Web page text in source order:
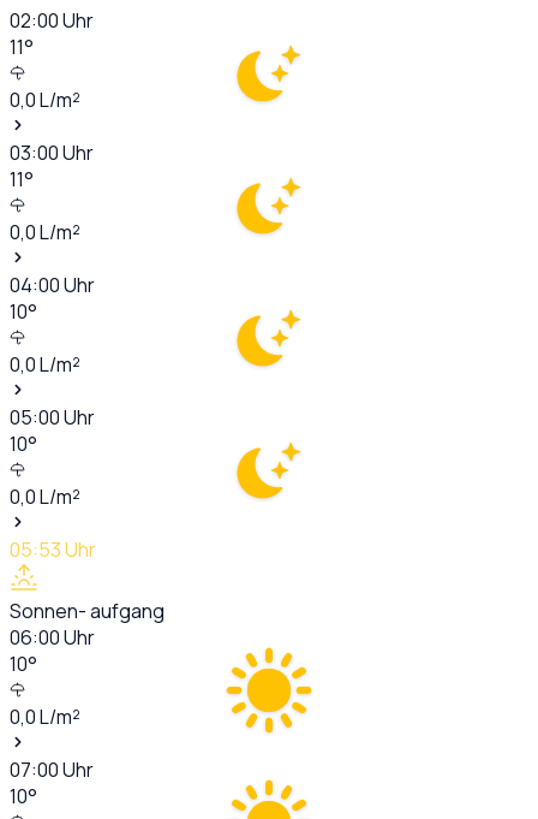
02:00Uhr
11°
0,0L/m²
03:00Uhr
11°
0,0L/m²
04:00Uhr
10°
0,0L/m²
05:00Uhr
10°
0,0L/m²
05:53Uhr
Sonnen- aufgang
06:00Uhr
10°
0,0L/m²
07:00Uhr
10°